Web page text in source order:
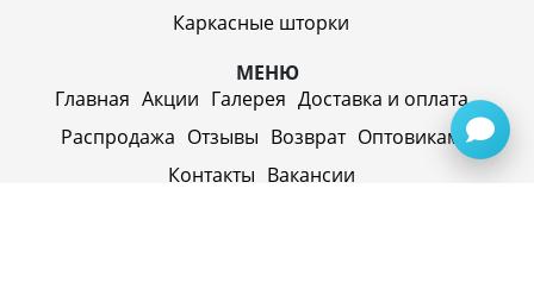
Каркасные шторки
МЕНЮ
Главная Акции Галерея Доставка и оплата
Распродажа Отзывы Возврат Оптовикам
Контакты Вакансии